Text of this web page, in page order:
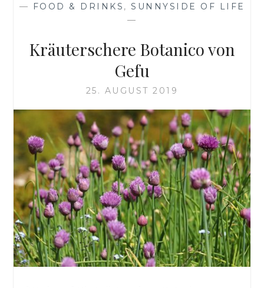
— FOOD & DRINKS , SUNNYSIDE OF LIFE
—
Kräuterschere Botanico von
Gefu
25. AUGUST 2019